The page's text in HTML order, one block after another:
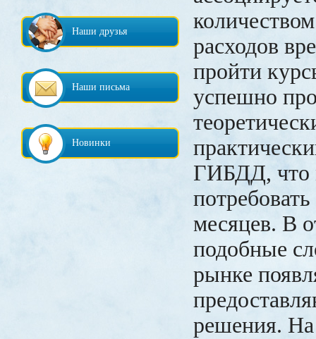
Наши друзья
Наши письма
Новинки
расходов
пройти
успешно
ГИБДД, что
месяцев. В
подобные
рынке
решения.